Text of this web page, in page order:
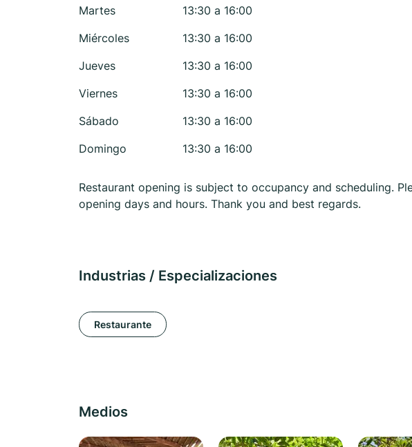
Martes
13:30 a 16:00
Miércoles
13:30 a 16:00
Jueves
13:30 a 16:00
Viernes
13:30 a 16:00
Sábado
13:30 a 16:00
Domingo
13:30 a 16:00
Restaurant opening is subject to occupancy and scheduling.
opening days and hours. Thank you and best regards.
Industrias / Especializaciones
Restaurante
Medios